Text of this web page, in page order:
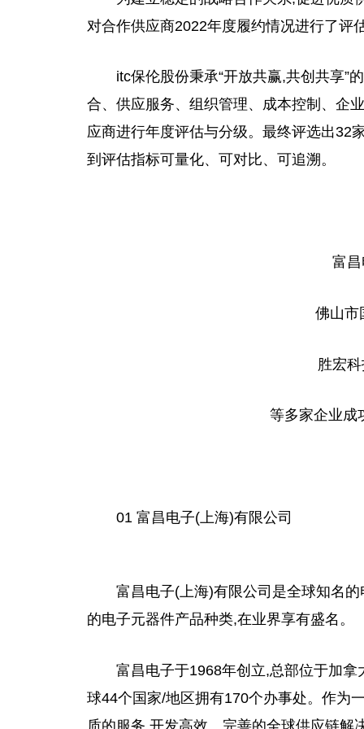
对合作供应商2022年度履约情况进行了评
itc保伦股份秉承“开放共赢,共创共享”
合、供应服务、组织管理、成本控制、企
应商进行年度评估与分级。最终评选出32
到评估指标可量化、可对比、可追溯。
富
佛山市
胜宏
等多家企业成
01 富昌电子(上海)有限公司
富昌电子(上海)有限公司是全球知名
的电子元器件产品种类,在业界享有盛名。
富昌电子于1968年创立,总部位于加拿
球44个 国家/地区拥有170个办事处。作为